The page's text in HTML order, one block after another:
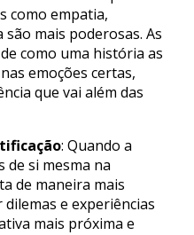
como empatia,
mais poderosas. As
como uma história as
emoções certas,
que vai além das
: Quando a
de si mesma na
de maneira mais
e experiências
mais próxima e